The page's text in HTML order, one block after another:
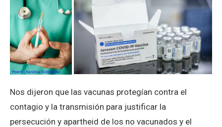
Nos dijeron que las vacunas protegían contra el
contagio y la transmisión para justificar la
persecución y apartheid de los no vacunados y el